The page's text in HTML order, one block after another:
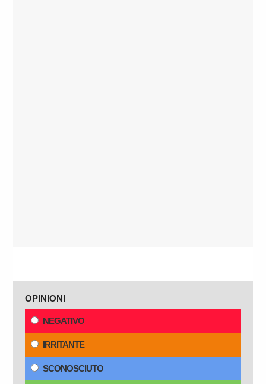
OPINIONI
NEGATIVO
IRRITANTE
SCONOSCIUTO